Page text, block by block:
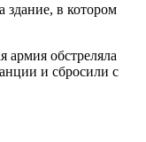
здание, в котором
обстреляла
и сбросили с